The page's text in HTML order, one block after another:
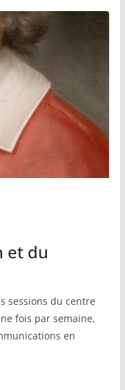
et du
sessions du centre
fois par semaine,
en